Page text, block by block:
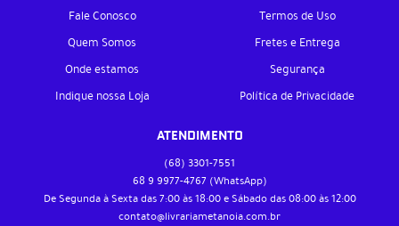
Fale Conosco
Quem Somos
Onde estamos
Indique nossa Loja
Termos de Uso
Fretes e Entrega
Segurança
Política de Privacidade
ATENDIMENTO
(68) 3301-7551
68 9 9977-4767 (WhatsApp)
De Segunda à Sexta das 7:00 às 18:00 e Sábado das 08:00 às 12:00
contato@livrariametanoia.com.br